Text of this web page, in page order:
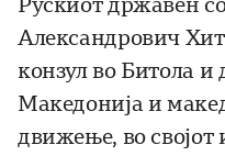
Рускиот државен
Александрович
конзул во Битола и
Македонија и
движење, во својот